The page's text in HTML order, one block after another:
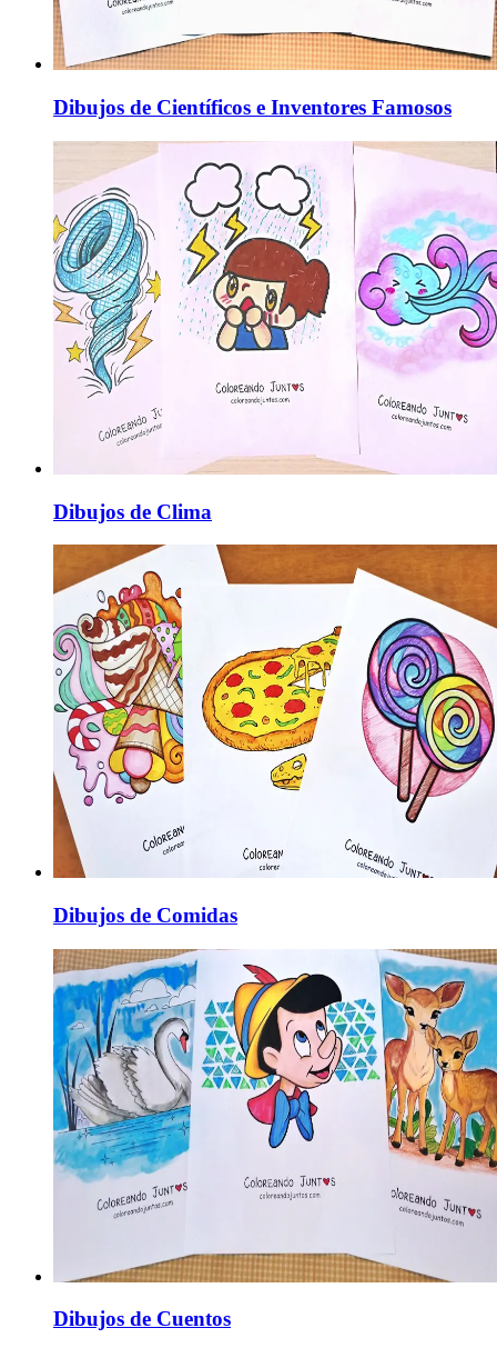
Dibujos de Científicos e Inventores Famosos
Dibujos de Clima
Dibujos de Comidas
Dibujos de Cuentos